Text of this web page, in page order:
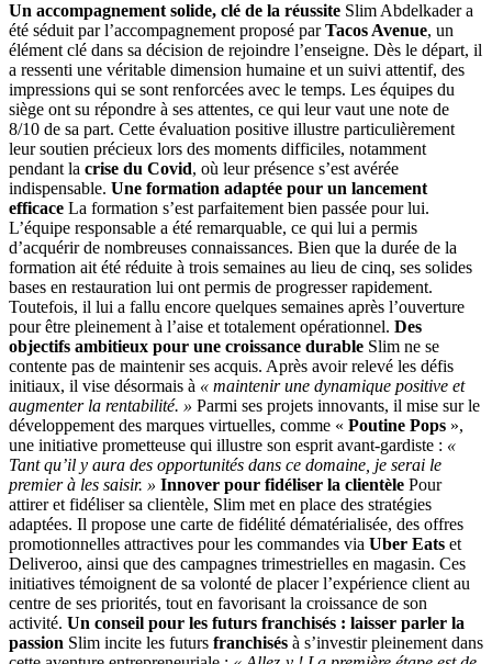
Un accompagnement solide, clé de la réussite Slim Abdelkader a
été séduit par l’accompagnement proposé parTacos Avenue, un
élément clé dans sa décision de rejoindre l’enseigne. Dès le départ, il
a ressenti une véritable dimension humaine et un suivi attentif, des
impressions qui se sont renforcées avec le temps. Les équipes du
siège ont su répondre à ses attentes, ce qui leur vaut une note de
8/10 de sa part. Cette évaluation positive illustre particulièrement
leur soutien précieux lors des moments difficiles, notamment
pendant la crise du Covid, où leur présence s’est avérée
indispensable. Une formation adaptée pour un lancement
efficace La formation s’est parfaitement bien passée pour lui.
L’équipe responsable a été remarquable, ce qui lui a permis
d’acquérir de nombreuses connaissances. Bien que la durée de la
formation ait été réduite à trois semaines au lieu de cinq, ses solides
bases en restauration lui ont permis de progresser rapidement.
Toutefois, il lui a fallu encore quelques semaines après l’ouverture
pour être pleinement à l’aise et totalement opérationnel. Des
objectifs ambitieux pour une croissance durable Slim ne se
contente pas de maintenir ses acquis. Après avoir relevé les défis
initiaux, il vise désormais à « maintenir une dynamique positive et
augmenter la rentabilité. » Parmi ses projets innovants, il mise sur le
développement des marques virtuelles, comme « Poutine Pops »,
une initiative prometteuse qui illustre son esprit avant-gardiste : «
Tant qu’il y aura des opportunités dans ce domaine, je serai le
premier à les saisir. » Innover pour fidéliser la clientèle Pour
attirer et fidéliser sa clientèle, Slim met en place des stratégies
adaptées. Il propose une carte de fidélité dématérialisée, des offres
promotionnelles attractives pour les commandes via Uber Eats et
Deliveroo, ainsi que des campagnes trimestrielles en magasin. Ces
initiatives témoignent de sa volonté de placer l’expérience client au
centre de ses priorités, tout en favorisant la croissance de son
activité. Un conseil pour les futurs franchisés : laisser parler la
passion Slim incite les futurs franchisés à s’investir pleinement dans